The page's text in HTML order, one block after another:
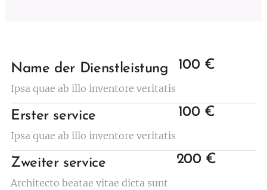
Name der Dienstleistung
Ipsa quae ab illo inventore veritatis
100 €
Erster service
Ipsa quae ab illo inventore veritatis
100 €
Zweiter service
Architecto beatae vitae dicta sunt
200 €